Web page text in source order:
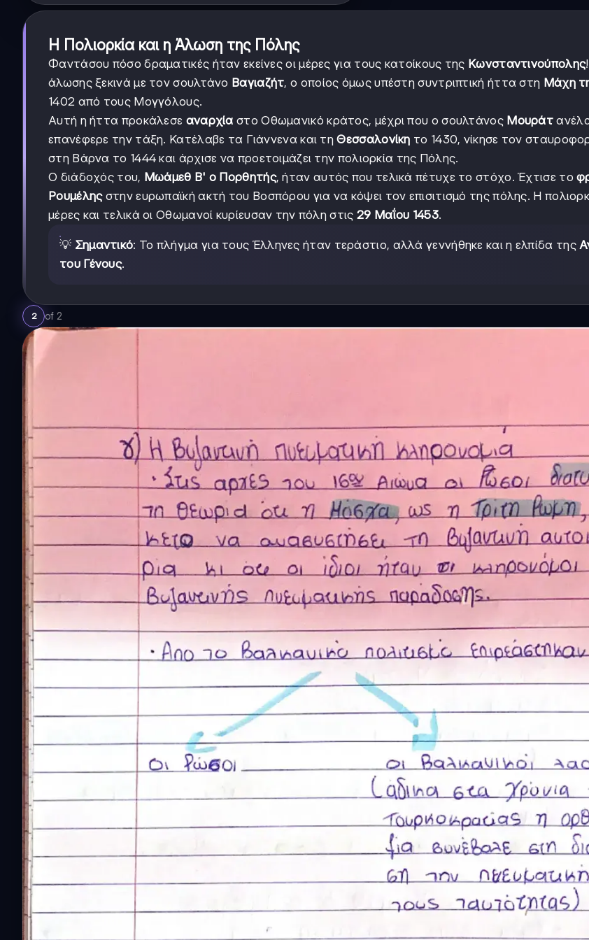
Η Πολιορκία και η Άλωση της Πόλης
Φαντάσου πόσο δραματικές ήταν εκείνες οι μέρες για τους κατοίκους της Κωνσταντινούπολης
άλωσης ξεκινά με τον σουλτάνο Βαγιαζήτ, ο οποίος όμως υπέστη συντριπτική ήττα στη Μάχη
1402 από τους Μογγόλους.
Αυτή η ήττα προκάλεσε αναρχία στο Οθωμανικό κράτος, μέχρι που ο σουλτάνος Μουράτ
επανέφερε την τάξη. Κατέλαβε τα Γιάννενα και τηΘεσσαλονίκη το 1430, νίκησε τον
στη Βάρνα το 1444 και άρχισε να προετοιμάζει την πολιορκία της Πόλης.
Ο διάδοχός του, Μωάμεθ Β' ο Πορθητής, ήταν αυτός που τελικά πέτυχε το στόχο. Έχτισε το
Ρουμέληςστην ευρωπαϊκή ακτή του Βοσπόρου για να κόψει τον επισιτισμό της πόλης. Η
μέρες και τελικά οι Οθωμανοί κυρίευσαν την πόλη στις 29 Μαΐου 1453.
💡 Σημαντικό: Το πλήγμα για τους Έλληνες ήταν τεράστιο, αλλά γεννήθηκε και η ελπίδα της
του Γένους.
2 of 2